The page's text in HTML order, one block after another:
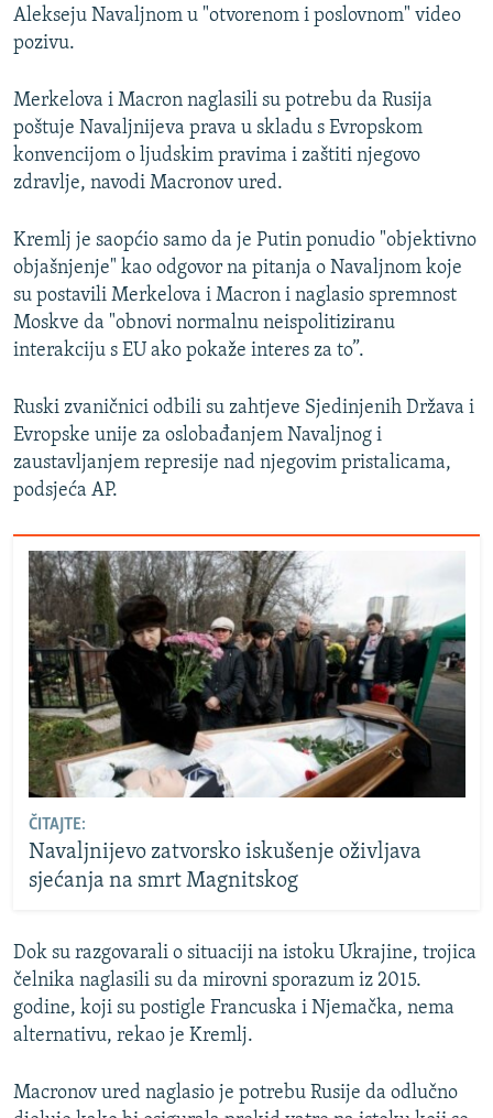
Alekseju Navaljnom u "otvorenom i poslovnom" video
pozivu.
Merkelova i Macron naglasili su potrebu da Rusija
poštuje Navaljnijeva prava u skladu s Evropskom
konvencijom o ljudskim pravima i zaštiti njegovo
zdravlje, navodi Macronov ured.
Kremlj je saopćio samo da je Putin ponudio "objektivno
objašnjenje" kao odgovor na pitanja o Navaljnom koje
su postavili Merkelova i Macron i naglasio spremnost
Moskve da "obnovi normalnu neispolitiziranu
interakciju s EU ako pokaže interes za to”.
Ruski zvaničnici odbili su zahtjeve Sjedinjenih Država i
Evropske unije za oslobađanjem Navaljnog i
zaustavljanjem represije nad njegovim pristalicama,
podsjeća AP.
ČITAJTE:
Navaljnijevo zatvorsko iskušenje oživljava
sjećanja na smrt Magnitskog
Dok su razgovarali o situaciji na istoku Ukrajine, trojica
čelnika naglasili su da mirovni sporazum iz 2015.
godine, koji su postigle Francuska i Njemačka, nema
alternativu, rekao je Kremlj.
Macronov ured naglasio je potrebu Rusije da odlučno